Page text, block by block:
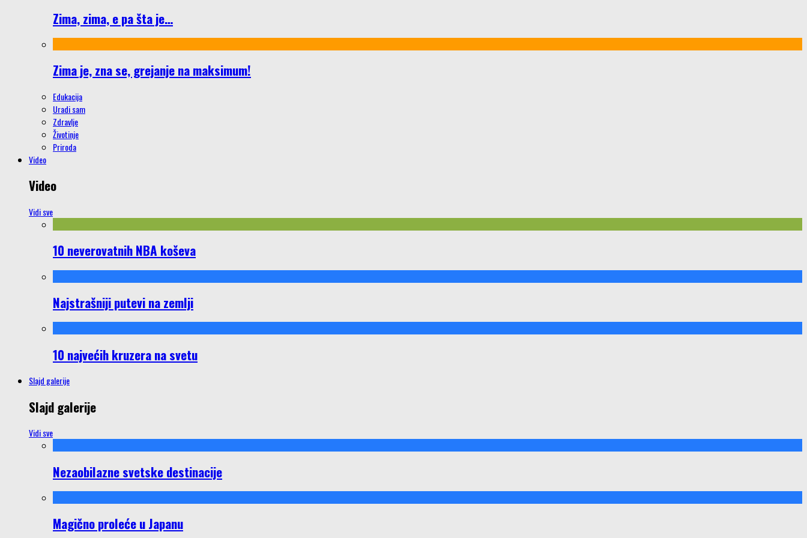
Zima, zima, e pa šta je…
Zima je, zna se, grejanje na maksimum!
Edukacija
Uradi sam
Zdravlje
Životinje
Priroda
Video
Video
Vidi sve
10 neverovatnih NBA koševa
Najstrašniji putevi na zemlji
10 najvećih kruzera na svetu
Slajd galerije
Slajd galerije
Vidi sve
Nezaobilazne svetske destinacije
Magično proleće u Japanu